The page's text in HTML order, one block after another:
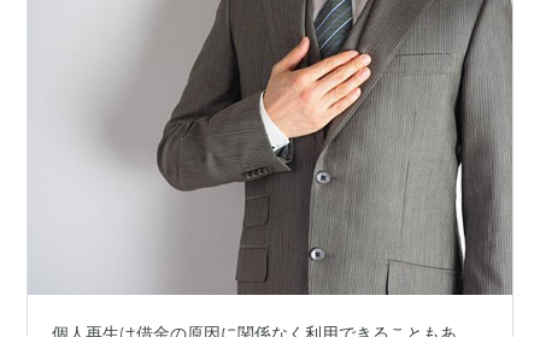
個人再生は借金の原因に関係なく利用できることもあ